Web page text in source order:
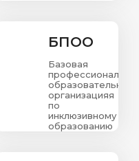
БПОО
Базовая
образовательная
организацияя
по
инклюзивному
образованию